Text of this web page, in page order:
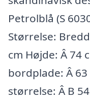
Petrolblå (S
Størrelse:
cm Højde: Â 74
bordplade: Â
størrelse: Â B